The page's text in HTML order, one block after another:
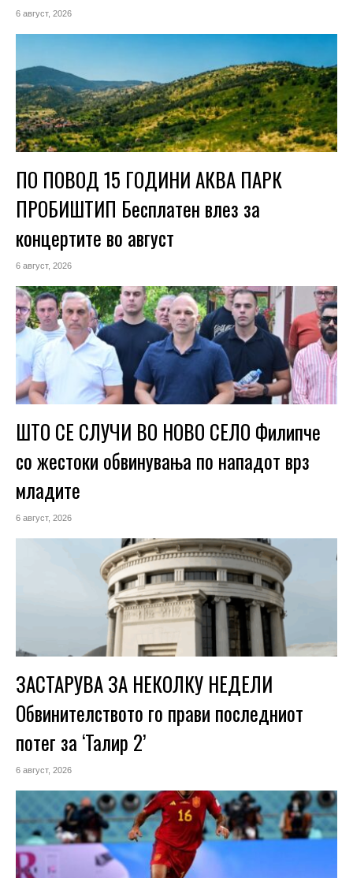
6 август, 2026
ПО ПОВОД 15 ГОДИНИ АКВА ПАРК
ПРОБИШТИП Бесплатен влез за
концертите во август
6 август, 2026
ШТО СЕ СЛУЧИ ВО НОВО СЕЛО Филипче
со жестоки обвинувања по нападот врз
младите
6 август, 2026
ЗАСТАРУВА ЗА НЕКОЛКУ НЕДЕЛИ
Обвинителството го прави последниот
потег за ‘Талир 2’
6 август, 2026